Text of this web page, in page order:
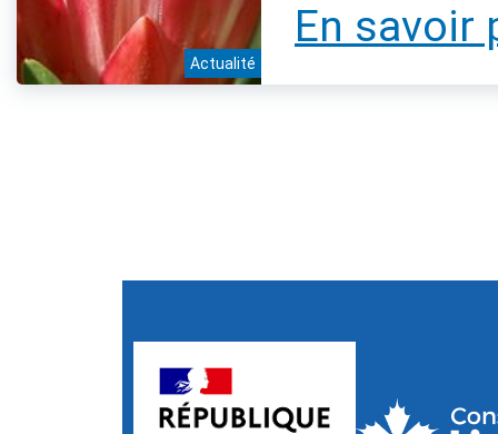
Actualité
En savoir